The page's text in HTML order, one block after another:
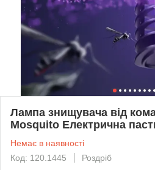
Лампа знищувача від
Mosquito Електрична
Немає в наявності
Код: 120.1445
Роздріб